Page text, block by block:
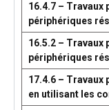
16.4.7 – Travaux
périphériques
16.5.2 –
périphériques
17.4.6 – Travaux
en utilisant les